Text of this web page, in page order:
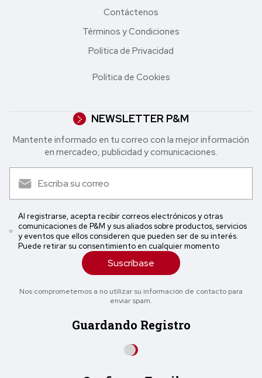
Contáctenos
Términos y Condiciones
Política de Privacidad
Política de Cookies
NEWSLETTER P&M
Mantente informado en tu correo con la mejor in formación
en mercadeo, publicidad y comunicaciones.
Al registrarse, acepta recibir correos electrónicos y otras
comunicaciones de P&M y sus aliados sobre productos, servicios
y eventos que ellos consideren que pueden ser de su interés.
Puede retirar su consentimiento en cualquier momento
Suscríbase
Nos comprometemos a no utilizar su información de contacto para
enviar spam.
Guardando Registro